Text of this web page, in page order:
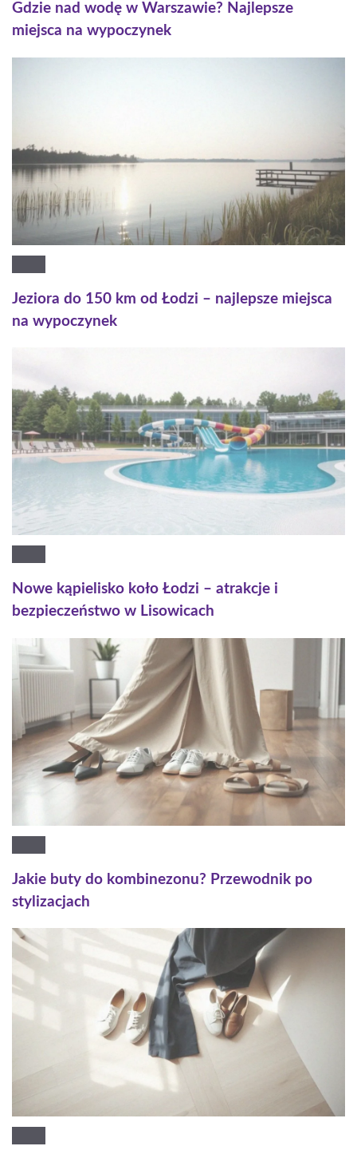
Gdzie nad wodę w Warszawie? Najlepsze
miejsca na wypoczynek
Jeziora do 150 km od Łodzi – najlepsze miejsca
na wypoczynek
Nowe kąpielisko koło Łodzi – atrakcje i
bezpieczeństwo w Lisowicach
Jakie buty do kombinezonu? Przewodnik po
stylizacjach